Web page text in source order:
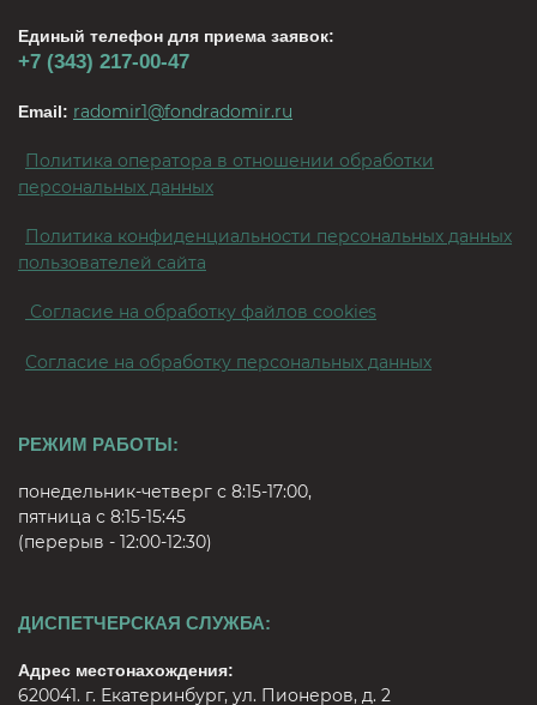
Единый телефон для приема заявок:
+7 (343) 217-00-47
Email: radomir1@fondradomir.ru
Политика оператора в отношении обработки
персональных данных
Политика конфиденциальности персональных данных
пользователей сайта
Согласие на обработку файлов cookies
Согласие на обработку персональных данных
РЕЖИМ РАБОТЫ:
понедельник-четверг с 8:15-17:00,
пятница с 8:15-15:45
(перерыв - 12:00-12:30)
ДИСПЕТЧЕРСКАЯ СЛУЖБА:
Адрес местонахождения:
620041. г. Екатеринбург, ул. Пионеров, д. 2